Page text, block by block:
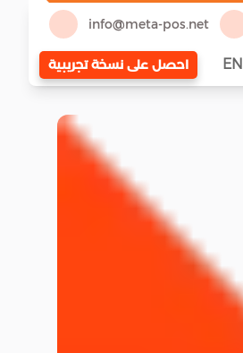
info@meta-pos.net
EN احصل على نسخة تجريبية